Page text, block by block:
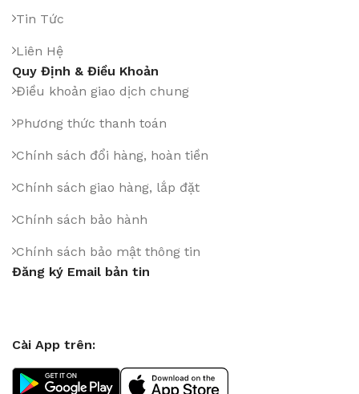
Tin Tức
Liên Hệ
Quy Định & Điều Khoản
Điều khoản giao dịch chung
Phương thức thanh toán
Chính sách đổi hàng, hoàn tiền
Chính sách giao hàng, lắp đặt
Chính sách bảo hành
Chính sách bảo mật thông tin
Đăng ký Email bản tin
Cài App trên: